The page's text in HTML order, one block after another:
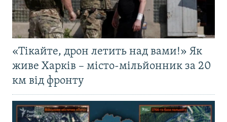
«Тікайте, дрон летить над вами!» Як
живе Харків – місто-мільйонник за 20
км від фронту